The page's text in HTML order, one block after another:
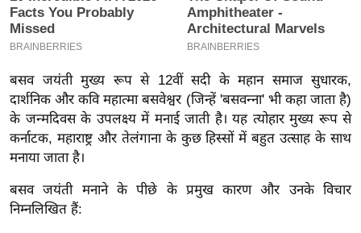
0
2
6
क्रा
इ
म
ई
-
पे
प
बसव जयंती मुख्य रूप से 12वीं सदी के महान समाज सुधारक,
दार्शनिक और कवि महात्मा बसवेश्वर (जिन्हें 'बसवन्ना' भी कहा जाता है)
के जन्मदिवस के उपलक्ष्य में मनाई जाती है। यह त्योहार मुख्य रूप से
कर्नाटक, महाराष्ट्र और तेलंगाना के कुछ हिस्सों में बहुत उत्साह के साथ
मनाया जाता है।
बसव जयंती मनाने के पीछे के प्रमुख कारण और उनके विचार
निम्नलिखित हैं: